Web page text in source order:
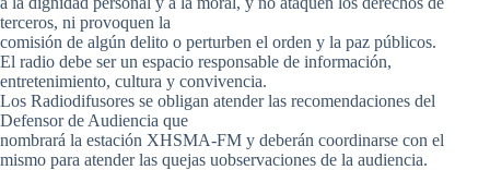
terceros, ni provoquen la
comisión de algún delito o perturben el orden y la paz públicos.
El radio debe ser un espacio responsable de información,
entretenimiento, cultura y convivencia.
Los Radiodifusores se obligan atender las recomendaciones del
Defensor de Audiencia que
nombrará la estación XHSMA-FM y deberán coordinarse con el
mismo para atender las quejas uobservaciones de la audiencia.